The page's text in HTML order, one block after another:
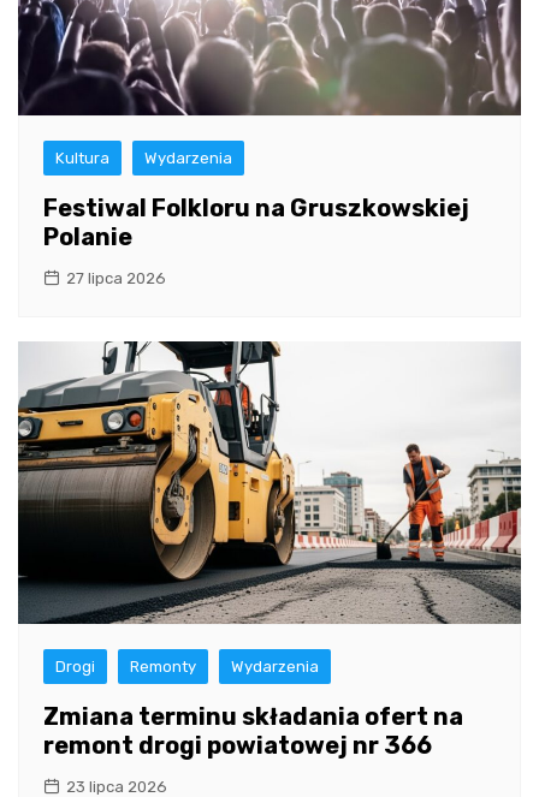
Kultura Wydarzenia
Festiwal Folkloru na Gruszkowskiej
Polanie
27 lipca 2026
Drogi Remonty Wydarzenia
Zmiana terminu składania ofert na
remont drogi powiatowej nr 366
23 lipca 2026